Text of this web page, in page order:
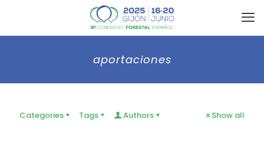
aportaciones
Categories Tags Authors Show all